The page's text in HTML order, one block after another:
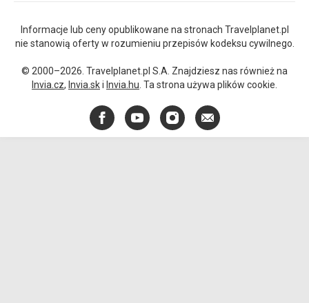
Informacje lub ceny opublikowane na stronach Travelplanet.pl
nie stanowią oferty w rozumieniu przepisów kodeksu cywilnego.
© 2000–2026. Travelplanet.pl S.A. Znajdziesz nas również na
Invia.cz, Invia.ski Invia.hu . Ta strona używa plików cookie.
FacebookYouTubeInstagram
E-
mail